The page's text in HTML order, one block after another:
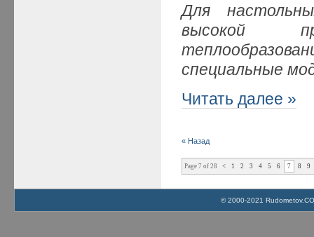
Для
высокой
специальные
Читать далее »
« Назад
Page 7 of 28 < 1 2 3 4 5 6 7 8 9
© 2000-2021